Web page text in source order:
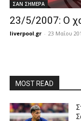
ΣΑΝ ΣΗΜΕΡΑ
23/5/2007: O
liverpool.gr - 23 Μαΐου
MOST READ